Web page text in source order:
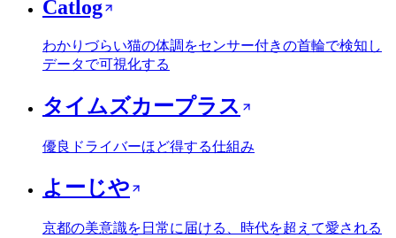
Catlog
わかりづらい猫の体調をセンサー付きの首輪で検知し
データで可視化する
タイムズカープラス
優良ドライバーほど得する仕組み
よーじや
京都の美意識を日常に届ける、時代を超えて愛される